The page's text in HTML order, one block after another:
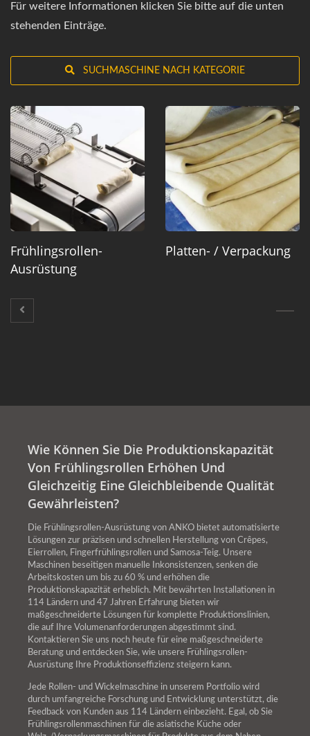
Für weitere Informationen klicken Sie bitte auf die unten
stehenden Einträge.
SUCHMASCHINE NACH KATEGORIE
Frühlingsrollen-
Ausrüstung
Platten- / Verpackung
Wie Können Sie Die Produktionskapazität
Von Frühlingsrollen Erhöhen Und
Gleichzeitig Eine Gleichbleibende Qualität
Gewährleisten?
Die Frühlingsrollen-Ausrüstung von ANKO bietet automatisierte
Lösungen zur präzisen und schnellen Herstellung von Crêpes,
Eierrollen, Fingerfrühlingsrollen und Samosa-Teig. Unsere
Maschinen beseitigen manuelle Inkonsistenzen, senken die
Arbeitskosten um bis zu 60 % und erhöhen die
Produktionskapazität erheblich. Mit bewährten Installationen in
114 Ländern und 47 Jahren Erfahrung bieten wir
maßgeschneiderte Lösungen für komplette Produktionslinien,
die auf Ihre Volumenanforderungen abgestimmt sind.
Kontaktieren Sie uns noch heute für eine maßgeschneiderte
Beratung und entdecken Sie, wie unsere Frühlingsrollen-
Ausrüstung Ihre Produktionseffizienz steigern kann.
Jede Rollen- und Wickelmaschine in unserem Portfolio wird
durch umfangreiche Forschung und Entwicklung unterstützt, die
Feedback von Kunden aus 114 Ländern einbezieht. Egal, ob Sie
Frühlingsrollenmaschinen für die asiatische Küche oder